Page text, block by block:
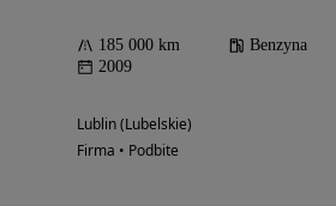
185 000 km Benzyna
2009
Lublin (Lubelskie)
Firma • Podbite